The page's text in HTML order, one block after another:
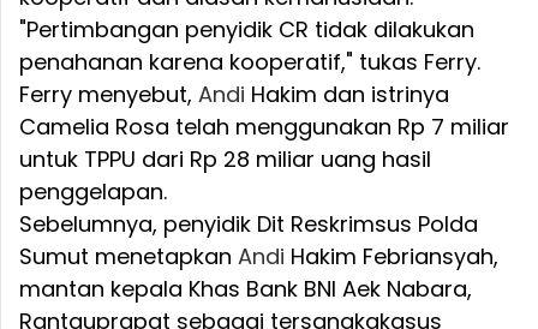
"Pertimbangan penyidik CR tidak dilakukan
penahanan karena kooperatif," tukas Ferry.
Ferry menyebut, Andi Hakim dan istrinya
Camelia Rosa telah menggunakan Rp 7 miliar
untuk TPPU dari Rp 28 miliar uang hasil
penggelapan.
Sebelumnya, penyidik Dit Reskrimsus Polda
Sumut menetapkan Andi Hakim Febriansyah,
mantan kepala Khas Bank BNI Aek Nabara,
Rantauprapat sebagai tersangkakasus